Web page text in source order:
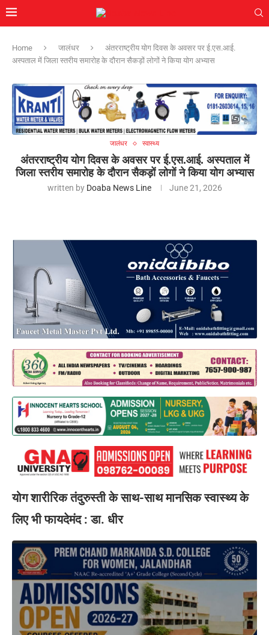
Home जालंधर
अंतरराष्ट्रीय योग दिवस के अवसर पर ई.एस.आई.
अस्पताल में जिला स्तरीय समारोह के दौरान सैकड़ों लोगों ने किया योग अभ्यास
जालंधर स्वास्थ्य
अंतरराष्ट्रीय योग दिवस के अवसर पर ई.एस.आई. अस्पताल में
जिला स्तरीय समारोह के दौरान सैकड़ों लोगों ने किया योग अभ्यास
written by Doaba News Line June 21, 2026
योग शारीरिक तंदुरुस्ती के साथ-साथ मानसिक स्वास्थ्य के
लिए भी फायदेमंद : डा. धीर